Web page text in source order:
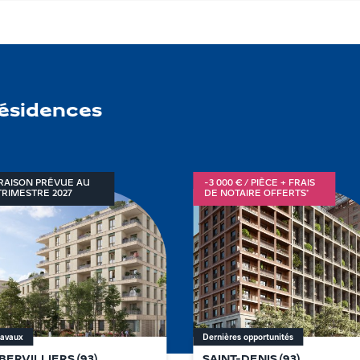
PRÉVUE AU
2027
-3 000 € / PIÈCE + FRAIS
DE NOTAIRE OFFERTS*
Dernières opportunités